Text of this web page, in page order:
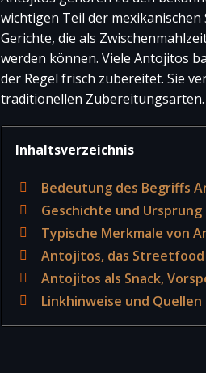
wichtigen Teil der
Gerichte, die als
werden können. Viele Antojitos
der Regel frisch zubereitet. Sie
traditionellen Zubereitungsarten.
Inhaltsverzeichnis
Bedeutung des Begriffs
Geschichte und Ursprung
Typische Merkmale von
Antojitos, das Streetfood
Antojitos als Snack,
Linkhinweise und Quellen